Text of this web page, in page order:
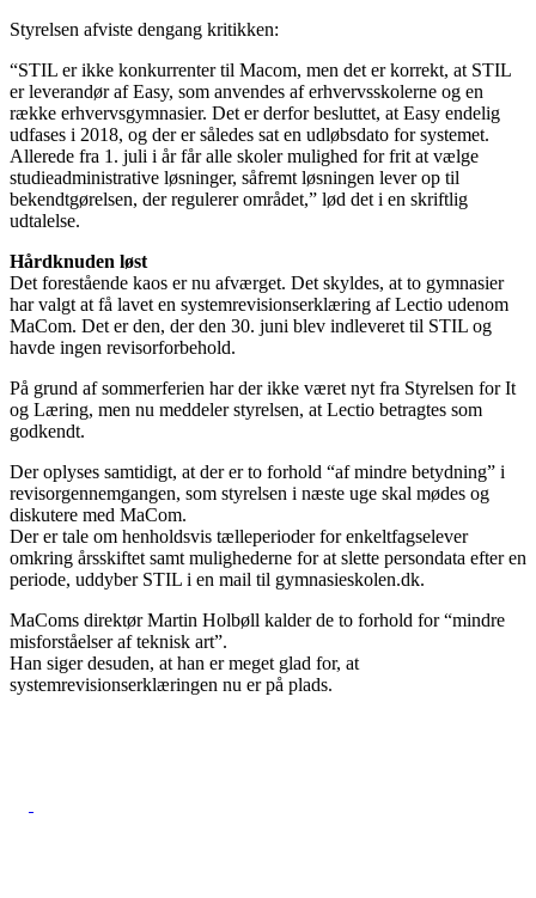
Styrelsen afviste dengang kritikken:
“STIL er ikke konkurrenter til Macom, men det er korrekt, at STIL
er leverandør af Easy, som anvendes af erhvervsskolerne og en
række erhvervsgymnasier. Det er derfor besluttet, at Easy endelig
udfases i 2018, og der er således sat en udløbsdato for systemet.
Allerede fra 1. juli i år får alle skoler mulighed for frit at vælge
studieadministrative løsninger, såfremt løsningen lever op til
bekendtgørelsen, der regulerer området,” lød det i en skriftlig
udtalelse.
Hårdknuden løst
Det forestående kaos er nu afværget. Det skyldes, at to gymnasier
har valgt at få lavet en systemrevisionserklæring af Lectio udenom
MaCom. Det er den, der den 30. juni blev indleveret til STIL og
havde ingen revisorforbehold.
På grund af sommerferien har der ikke været nyt fra Styrelsen for It
og Læring, men nu meddeler styrelsen, at Lectio betragtes som
godkendt.
Der oplyses samtidigt, at der er to forhold “af mindre betydning” i
revisorgennemgangen, som styrelsen i næste uge skal mødes og
diskutere med MaCom.
Der er tale om henholdsvis tælleperioder for enkeltfagselever
omkring årsskiftet samt mulighederne for at slette persondata efter en
periode, uddyber STIL i en mail til gymnasieskolen.dk.
MaComs direktør Martin Holbøll kalder de to forhold for “mindre
misforståelser af teknisk art”.
Han siger desuden, at han er meget glad for, at
systemrevisionserklæringen nu er på plads.